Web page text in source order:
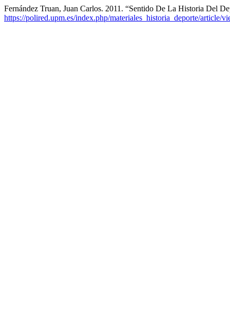
Fernández Truan, Juan Carlos. 2011. “Sentido De La Historia Del
https://polired.upm.es/index.php/materiales_historia_deporte/article/